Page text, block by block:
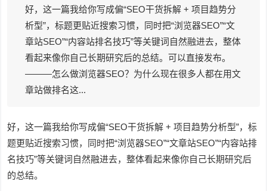
好，这一篇我给你写成偏“SEO干货拆解 + 项目趋势分
析型”，标题更贴近搜索习惯，同时把“浏览器SEO”“文
章站SEO”“内容站排名技巧”等关键词自然融进去，整体
看起来像你自己长期研究后的总结。可以直接发布。
———怎么做浏览器SEO？为什么现在很多人都在用文
章站做排名这...
好，这一篇我给你写成偏“SEO干货拆解 + 项目趋势分析型”，标
题更贴近搜索习惯，同时把“浏览器SEO”“文章站SEO”“内容站排
名技巧”等关键词自然融进去，整体看起来像你自己长期研究后
的总结。